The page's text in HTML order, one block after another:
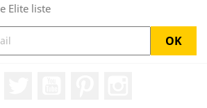
Elite liste